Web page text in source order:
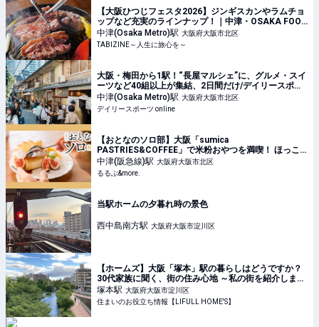
【大阪ひつじフェスタ2026】ジンギスカンやラムチョ
ップなど充実のラインナップ！｜中津・OSAKA FOOD
LAB | TABIZINE～人生に旅心を～
中津(Osaka Metro)駅 大阪府大阪市北区
TABIZINE～人生に旅心を～
大阪・梅田から1駅！“長屋マルシェ”に、グルメ・スイ
ーツなど40組以上が集結、2日間だけ/デイリースポー
ツ online
中津(Osaka Metro)駅 大阪府大阪市北区
デイリースポーツ online
【おとなのソロ部】大阪「sumica
PASTRIES&COFFEE」で米粉おやつを満喫！ ほっこ
りひとりカフェ時間｜るるぶ&more.
中津(阪急線)駅 大阪府大阪市北区
るるぶ&more.
当駅ホームの夕暮れ時の景色
西中島南方駅 大阪府大阪市淀川区
【ホームズ】大阪「塚本」駅の暮らしはどうですか？
30代家族に聞く、街の住み心地 ～私の街を紹介します
～ | 住まいのお役立ち情報
塚本駅 大阪府大阪市淀川区
住まいのお役立ち情報【LIFULL HOME'S】